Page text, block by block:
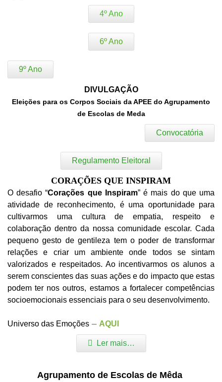
4º Ano
6º Ano
9º Ano
DIVULGAÇÃO
Eleições para os Corpos Sociais da APEE do Agrupamento
de Escolas de Meda
Convocatória
Regulamento Eleitoral
CORAÇÕES QUE INSPIRAM
O desafio “Corações que Inspiram” é mais do que uma
atividade de reconhecimento, é uma oportunidade para
cultivarmos uma cultura de empatia, respeito e
colaboração dentro da nossa comunidade escolar. Cada
pequeno gesto de gentileza tem o poder de transformar
relações e criar um ambiente onde todos se sintam
valorizados e respeitados. Ao incentivarmos os alunos a
serem conscientes das suas ações e do impacto que estas
podem ter nos outros, estamos a fortalecer competências
socioemocionais essenciais para o seu desenvolvimento.
Universo das Emoções – AQUI
Ler mais…
Agrupamento de Escolas de Mêda